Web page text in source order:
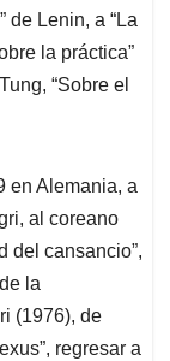
de Lenin, a “La
la práctica”
“Sobre el
en Alemania, a
al coreano
del cansancio”,
la
(1976), de
regresar a